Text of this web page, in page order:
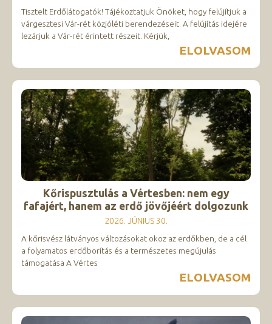
Tisztelt Erdőlátogatók! Tájékoztatjuk Önöket, hogy felújítjuk a
várgesztesi Vár-rét közjóléti berendezéseit. A felújítás idejére
lezárjuk a Vár-rét érintett részeit. Kérjük,
ELOLVASOM
Kőrispusztulás a Vértesben: nem egy
fafajért, hanem az erdő jövőjéért dolgozunk
2026. JÚNIUS 30.
A kőrisvész látványos változásokat okoz az erdőkben, de a cél
a folyamatos erdőborítás és a természetes megújulás
támogatása A Vértes
ELOLVASOM